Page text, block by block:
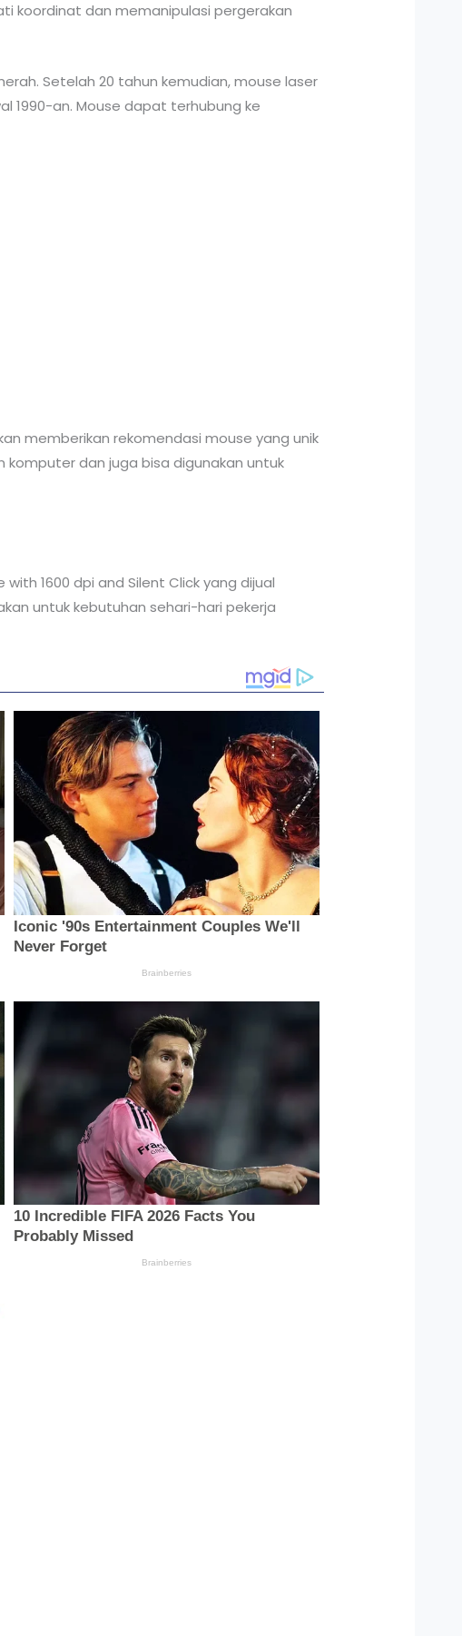
koordinat dan memanipulasi pergerakan
Setelah 20 tahun kemudian, mouse laser
1990-an. Mouse dapat terhubung ke
memberikan rekomendasi mouse yang unik
komputer dan juga bisa digunakan untuk
1600 dpi and Silent Click yang dijual
untuk kebutuhan sehari-hari pekerja